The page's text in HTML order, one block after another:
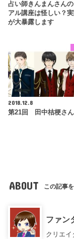
占い師きんまんさん
アル講座は怪しい？
が大暴露します
2018.12.8
第21回 田中桔梗さん
ABOUT この記事
ファン
クリエイ